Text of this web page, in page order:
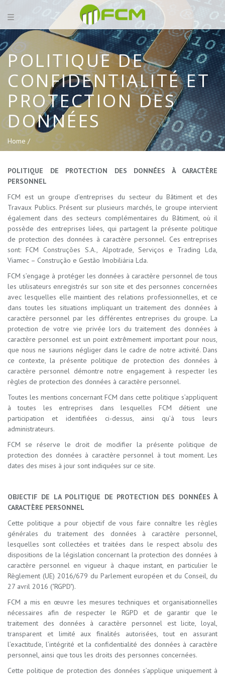
POLITIQUE DE
CONFIDENTIALITÉ ET
PROTECTION DES
DONNÉES
Home /
POLITIQUE DE PROTECTION DES DONNÉES À CARACTÈRE
PERSONNEL
FCM est un groupe d’entreprises du secteur du Bâtiment et des
Travaux Publics. Présent sur plusieurs marchés, le groupe intervient
également dans des secteurs complémentaires du Bâtiment, où il
possède des entreprises liées, qui partagent la présente politique
de protection des données à caractère personnel. Ces entreprises
sont: FCM Construções S.A., Alpotrade, Serviços e Trading Lda,
Viamec – Construção e Gestão Imobiliária Lda.
FCM s’engage à protéger les données à caractère personnel de tous
les utilisateurs enregistrés sur son site et des personnes concernées
avec lesquelles elle maintient des relations professionnelles, et ce
dans toutes les situations impliquant un traitement des données à
caractère personnel par les différentes entreprises du groupe. La
protection de votre vie privée lors du traitement des données à
caractère personnel est un point extrêmement important pour nous,
que nous ne saurions négliger dans le cadre de notre activité. Dans
ce contexte, la présente politique de protection des données à
caractère personnel démontre notre engagement à respecter les
règles de protection des données à caractère personnel.
Toutes les mentions concernant FCM dans cette politique s’appliquent
à toutes les entreprises dans lesquelles FCM détient une
participation et identifiées ci-dessus, ainsi qu’à tous leurs
administrateurs.
FCM se réserve le droit de modifier la présente politique de
protection des données à caractère personnel à tout moment. Les
dates des mises à jour sont indiquées sur ce site.
OBJECTIF DE LA POLITIQUE DE PROTECTION DES DONNÉES À
CARACTÈRE PERSONNEL
Cette politique a pour objectif de vous faire connaître les règles
générales du traitement des données à caractère personnel,
lesquelles sont collectées et traitées dans le respect absolu des
dispositions de la législation concernant la protection des données à
caractère personnel en vigueur à chaque instant, en particulier le
Règlement (UE) 2016/679 du Parlement européen et du Conseil, du
27 avril 2016 ("RGPD").
FCM a mis en œuvre les mesures techniques et organisationnelles
nécessaires afin de respecter le RGPD et de garantir que le
traitement des données à caractère personnel est licite, loyal,
transparent et limité aux finalités autorisées, tout en assurant
l’exactitude, l’intégrité et la confidentialité des données à caractère
personnel, ainsi que tous les droits des personnes concernées.
Cette politique de protection des données s’applique uniquement à